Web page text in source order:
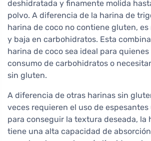
deshidratada y finamente molida
polvo. A diferencia de la harina de
harina de coco no contiene gluten,
y baja en carbohidratos. Esta
harina de coco sea ideal para
consumo de carbohidratos o
sin gluten.
A diferencia de otras harinas sin
veces requieren el uso de
para conseguir la textura deseada, la
tiene una alta capacidad de